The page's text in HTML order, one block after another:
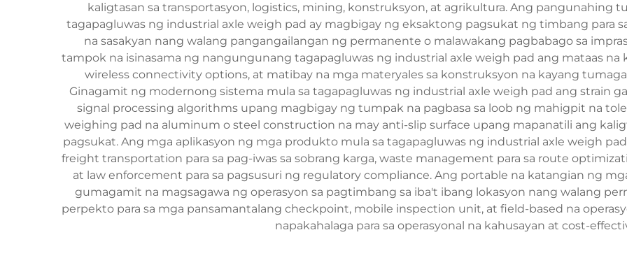
kaligtasan sa transportasyon, logistics, mining, konstruksyon, at agrikultura. Ang pangunahing
tagapagluwas ng industrial axle weigh pad ay magbigay ng eksaktong pagsukat ng timbang para
na sasakyan nang walang pangangailangan ng permanente o malawakang pagbabago sa
tampok na isinasama ng nangungunang tagapagluwas ng industrial axle weigh pad ang mataas na
wireless connectivity options, at matibay na mga materyales sa konstruksyon na kayang
Ginagamit ng modernong sistema mula sa tagapagluwas ng industrial axle weigh pad ang strain
signal processing algorithms upang magbigay ng tumpak na pagbasa sa loob ng mahigpit na
weighing pad na aluminum o steel construction na may anti-slip surface upang mapanatili ang
pagsukat. Ang mga aplikasyon ng mga produkto mula sa tagapagluwas ng industrial axle weigh
freight transportation para sa pag-iwas sa sobrang karga, waste management para sa route
at law enforcement para sa pagsusuri ng regulatory compliance. Ang portable na katangian ng
gumagamit na magsagawa ng operasyon sa pagtimbang sa iba't ibang lokasyon nang walang
perpekto para sa mga pansamantalang checkpoint, mobile inspection unit, at field-based na
napakahalaga para sa operasyonal na kahusayan at cost-